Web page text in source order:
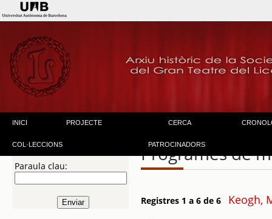
INICI PROJECTE CERCA
COL·LECCIONS PATROCINADORS
Paraula clau:
Programes de
Registres 1 a 6 de 6 Keogh,